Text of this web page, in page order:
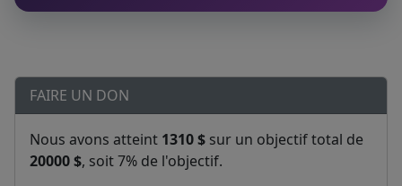
FAIRE UN DON
Nous avons atteint 1310 $ sur un objectif total de
20000 $, soit 7% de l'objectif.